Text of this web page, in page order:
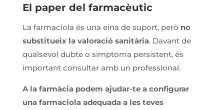
El paper del farmacèutic
La farmaciola és una eina de suport, però no
substitueix la valoració sanitària. Davant de
qualsevol dubte o símptoma persistent, és
important consultar amb un professional.
A la farmàcia podem ajudar-te a configurar
una farmaciola adequada a les teves